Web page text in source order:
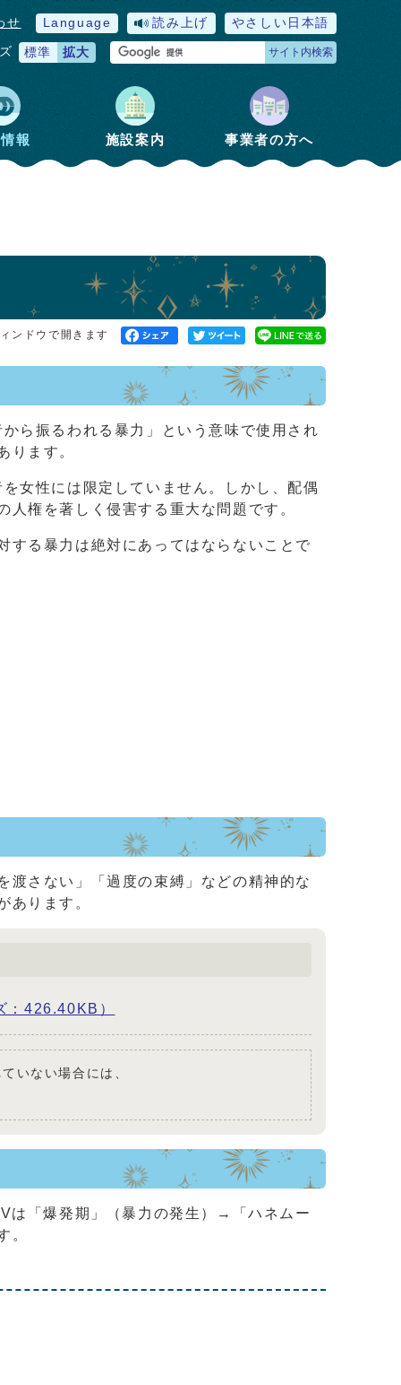
せ Language 読み上げ やさしい日本語
標準 拡大 サイト内検索
報 施設案内 事業者の方へ
ンドウで開きます
ら振るわれる暴力」という意味で使用され
ります。
女性には限定していません。しかし、配偶
権を著しく侵害する重大な問題です。
する暴力は絶対にあってはならないことで
渡さない」「過度の束縛」などの精神的な
あります。
：426.40KB）
いない場合には、
は「爆発期」（暴力の発生）→「ハネムー
。